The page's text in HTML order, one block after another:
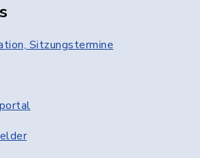
Sitzungstermine